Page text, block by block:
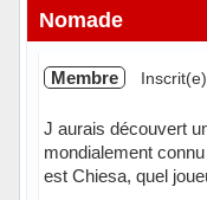
Hors ligne
Nomade
Membre
J aurais découvert
mondialement
est Chiesa, quel